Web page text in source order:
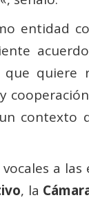
entidad
que quiere
contexto
a las
, la